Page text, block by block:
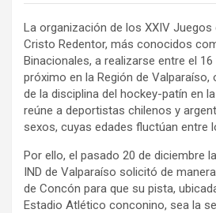
La organización de los XXIV Juegos
Cristo Redentor, más conocidos
Binacionales, a realizarse entre el
próximo en la Región de Valparaíso,
de la disciplina del hockey-patín en
reúne a deportistas chilenos y
sexos, cuyas edades fluctúan entre
Por ello, el pasado 20 de diciembre
IND de Valparaíso solicitó de
de Concón para que su pista,
Estadio Atlético conconino, sea la